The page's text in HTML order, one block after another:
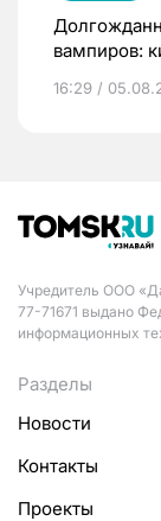
вампиров:
16:29 /
Учредитель ООО
77-71671 выдано
информационных
Разделы
Новости
Контакты
Проекты